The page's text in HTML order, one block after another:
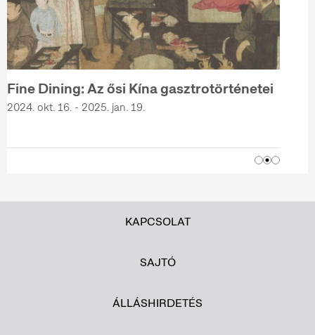
Fine Dining: Az ősi Kína gasztrotörténetei
2024. okt. 16. - 2025. jan. 19.
KAPCSOLAT
SAJTÓ
ÁLLÁSHIRDETÉS